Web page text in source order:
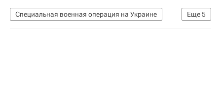
Еще5
Специальная военная операция на Украине
США
Франция
Запорожская область